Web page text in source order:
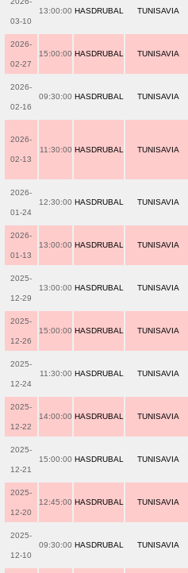
03-10
13:00:00 HASDRUBAL TUNISAVIA
2026-
02-27
15:00:00 HASDRUBAL TUNISAVIA
2026-
02-16
09:30:00 HASDRUBAL TUNISAVIA
2026-
02-13
11:30:00 HASDRUBAL TUNISAVIA
2026-
01-24
12:30:00 HASDRUBAL TUNISAVIA
2026-
01-13
13:00:00 HASDRUBAL TUNISAVIA
2025-
12-29
13:00:00 HASDRUBAL TUNISAVIA
2025-
12-26
15:00:00 HASDRUBAL TUNISAVIA
2025-
12-24
11:30:00 HASDRUBAL TUNISAVIA
2025-
12-22
14:00:00 HASDRUBAL TUNISAVIA
2025-
12-21
15:00:00 HASDRUBAL TUNISAVIA
2025-
12-20
12:45:00 HASDRUBAL TUNISAVIA
2025-
12-10
09:30:00 HASDRUBAL TUNISAVIA